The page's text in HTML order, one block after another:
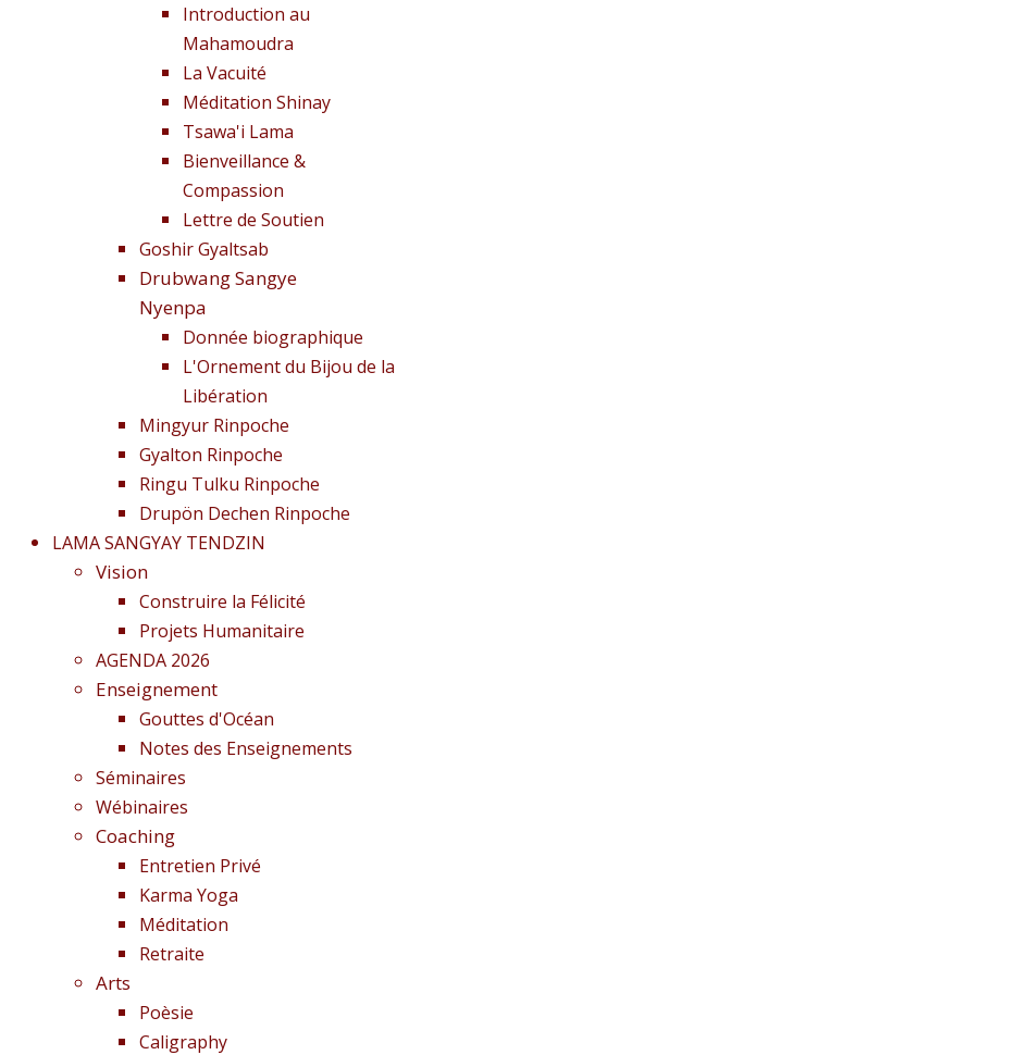
Introduction au
Mahamoudra
La Vacuité
Méditation Shinay
Tsawa'i Lama
Bienveillance &
Compassion
Lettre de Soutien
Goshir Gyaltsab
Drubwang Sangye
Nyenpa
Donnée biographique
L'Ornement du Bijou de la
Libération
Mingyur Rinpoche
Gyalton Rinpoche
Ringu Tulku Rinpoche
Drupön Dechen Rinpoche
LAMA SANGYAY TENDZIN
Vision
Construire la Félicité
Projets Humanitaire
AGENDA 2026
Enseignement
Gouttes d'Océan
Notes des Enseignements
Séminaires
Wébinaires
Coaching
Entretien Privé
Karma Yoga
Méditation
Retraite
Arts
Poèsie
Caligraphy